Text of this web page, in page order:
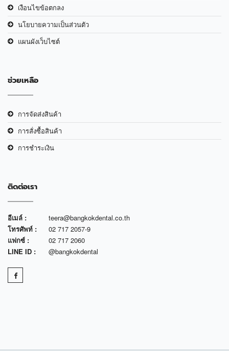
เงือนไขข้อตกลง
นโยบายความเป็นส่วนตัว
แผนผังเว็บไซต์
ช่วยเหลือ
การจัดส่งสินค้า
การสั่งซื้อสินค้า
การชำระเงิน
ติดต่อเรา
อีเมล์ :
teera@bangkokdental.co.th
โทรศัพท์ :
02 717 2057-9
แฟกซ์ :
02 717 2060
LINE ID :
@bangkokdental